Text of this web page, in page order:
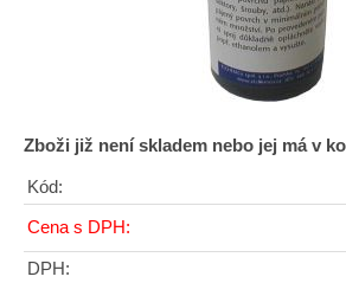
Zboži již není skladem nebo jej má v
Kód:
Cena s DPH:
DPH: